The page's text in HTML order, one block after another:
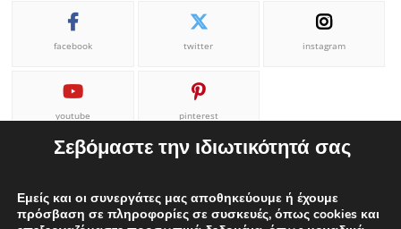
facebook twitter instagram
youtube pinterest
Σεβόμαστε την ιδιωτικότητά σας
Εμείς και οι συνεργάτες μας αποθηκεύουμε ή έχουμε
πρόσβαση σε πληροφορίες σε συσκευές, όπως cookies και